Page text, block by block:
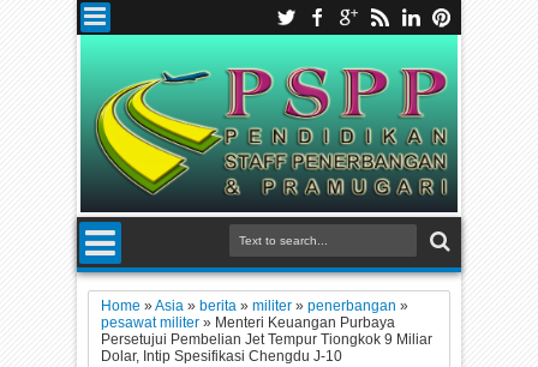
Home »Asia » berita »militer »penerbangan »
pesawat militer » Menteri Keuangan Purbaya
Persetujui Pembelian Jet Tempur Tiongkok 9 Miliar
Dolar, Intip Spesifikasi Chengdu J-10